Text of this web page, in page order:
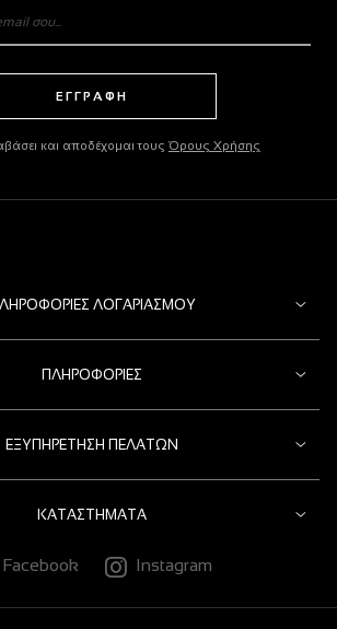
ΕΓΓΡΑΦΗ
και αποδέχομαι τους Όρους Χρήσης
ΛΟΓΑΡΙΑΣΜΟΎ
ΠΛΗΡΟΦΟΡΊΕΣ
ΕΞΥΠΗΡΈΤΗΣΗ ΠΕΛΑΤΏΝ
ΚΑΤΑΣΤΉΜΑΤΑ
Facebook Instagram